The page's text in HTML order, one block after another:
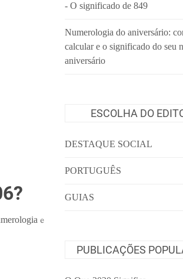
e
- O significado de 849
Numerologia do aniversário:
calcular e o significado do seu
aniversário
ESCOLHA DO
DESTAQUE SOCIAL
PORTUGUÊS
GUIAS
PUBLICAÇÕES